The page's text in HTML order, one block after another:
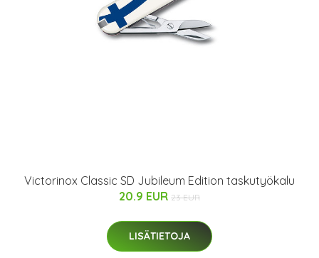
Victorinox Classic SD Jubileum Edition taskutyökalu
20.9 EUR 23 EUR
LISÄTIETOJA